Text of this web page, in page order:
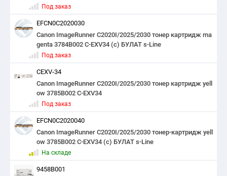
Под заказ
EFCN0C2020030
Canon ImageRunner C2020I/2025/2030 тонер картридж ma
genta 3784B002 C-EXV34 (c) БУЛАТ s-Line
Под заказ
CEXV-34
Canon ImageRunner C2020I/2025/2030 тонер картридж yell
ow 3785B002 C-EXV34
Под заказ
EFCN0C2020040
Canon ImageRunner C2020I/2025/2030 тонер-картридж yell
ow 3785B002 C-EXV34 (с) БУЛАТ s-Line
На складе
9458B001